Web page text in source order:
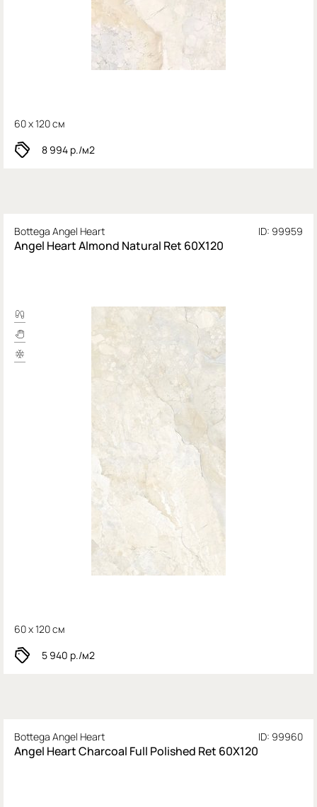
60 x 120 см
8 994 р./м2
Bottega Angel Heart ID: 99959
Angel Heart Almond Natural Ret 60X120
60 x 120 см
5 940 р./м2
Bottega Angel Heart ID: 99960
Angel Heart Charcoal Full Polished Ret 60X120